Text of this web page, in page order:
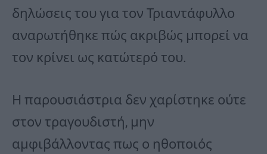
δηλώσεις του για τον Τριαντάφυλλο
αναρωτήθηκε πώς ακριβώς μπορεί να
τον κρίνει ως κατώτερό του.
Η παρουσιάστρια δεν χαρίστηκε ούτε
στον τραγουδιστή, μην
αμφιβάλλοντας πως ο ηθοποιός